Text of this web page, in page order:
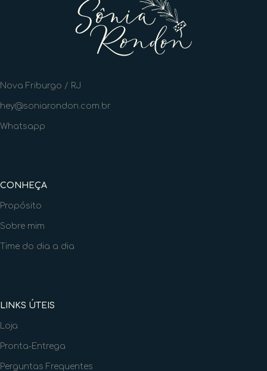
Nova Friburgo / RJ
hey@soniarondon.com.br
Whatsapp
CONHEÇA
Propósito
Sobre mim
Time do dia a dia
LINKS ÚTEIS
Loja
Pronta-Entrega
Perguntas Frequentes